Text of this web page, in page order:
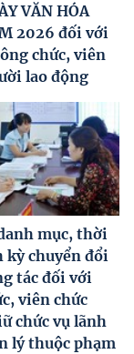
VĂN HÓA
2026 đối với
chức, viên
lao động
mục, thời
kỳ chuyển đổi
tác đối với
viên chức
chức vụ lãnh
lý thuộc phạm